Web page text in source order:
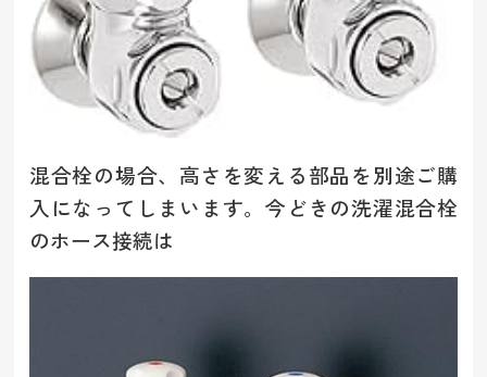
混合栓の場合、高さを変える部品を別途ご購
入になってしまいます。今どきの洗濯混合栓
のホース接続は